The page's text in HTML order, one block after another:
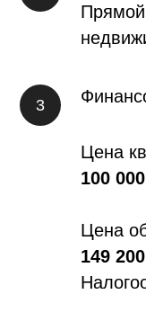
Прямой
Цена
100
Цена
149